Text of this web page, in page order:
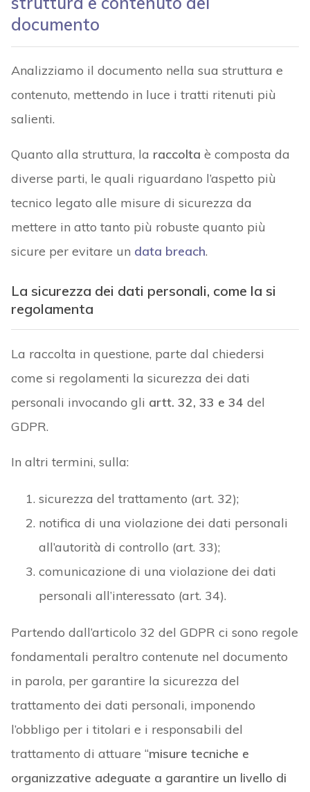
documento
Analizziamo il documento nella sua struttura e
contenuto, mettendo in luce i tratti ritenuti più
salienti.
Quanto alla struttura, la raccolta è composta da
diverse parti, le quali riguardano l’aspetto più
tecnico legato alle misure di sicurezza da
mettere in atto tanto più robuste quanto più
sicure per evitare un data breach.
La sicurezza dei dati personali, come la si
regolamenta
La raccolta in questione, parte dal chiedersi
come si regolamenti la sicurezza dei dati
personali invocando gli artt. 32, 33 e 34 del
GDPR.
In altri termini, sulla:
sicurezza del trattamento (art. 32);
notifica di una violazione dei dati personali
all’autorità di controllo (art. 33);
comunicazione di una violazione dei dati
personali all’interessato (art. 34).
Partendo dall’articolo 32 del GDPR ci sono regole
fondamentali peraltro contenute nel documento
in parola, per garantire la sicurezza del
trattamento dei dati personali, imponendo
l’obbligo per i titolari e i responsabili del
trattamento di attuare “misure tecniche e
organizzative adeguate a garantire un livello di